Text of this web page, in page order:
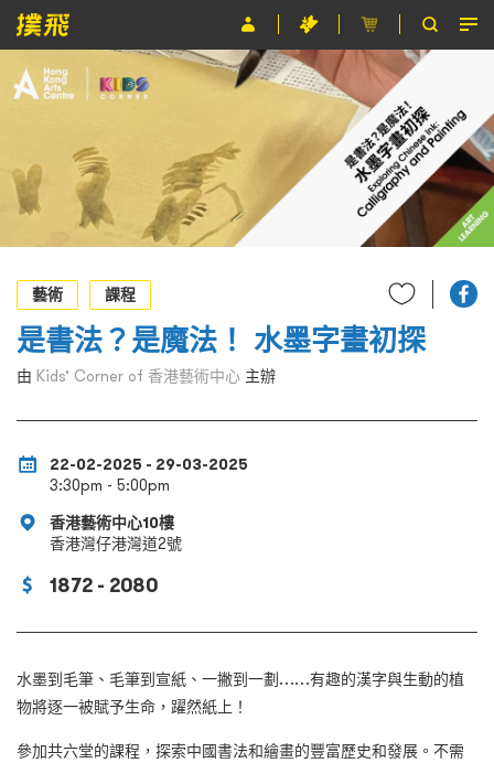
節目
關於撲飛
條款及細則
EN
藝術
課程
是書法？是魔法！ 水墨字畫初探
由 Kids’ Corner of 香港藝術中心 主辦
22-02-2025 - 29-03-2025
3:30pm - 5:00pm
香港藝術中心10樓
香港灣仔港灣道2號
1872 - 2080
水墨到毛筆、毛筆到宣紙、一撇到一劃……有趣的漢字與生動的植
物將逐一被賦予生命，躍然紙上！
參加共六堂的課程，探索中國書法和繪畫的豐富歷史和發展。不需